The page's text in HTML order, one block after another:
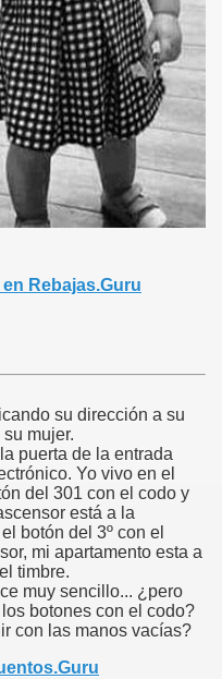
top:20px;padding-
size:125%;}.tf3{font-
size:300%;}
Rebajas.Guru
su dirección a su
mujer.
puerta de la entrada
Yo vivo en el
del 301 con el codo y
está a la
botón del 3º con el
mi apartamento esta a
timbre.
muy sencillo... ¿pero
botones con el codo?
con las manos vacías?